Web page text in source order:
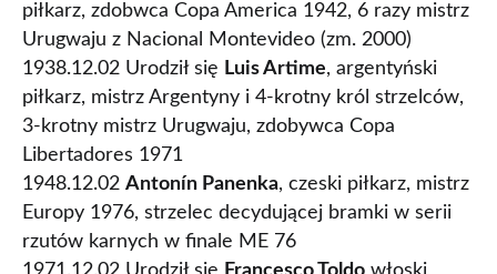
piłkarz, zdobwca Copa America 1942, 6 razy mistrz
Urugwaju z Nacional Montevideo (zm. 2000)
1938.12.02 Urodził się Luis Artime, argentyński
piłkarz, mistrz Argentyny i 4-krotny król strzelców,
3-krotny mistrz Urugwaju, zdobywca Copa
Libertadores 1971
1948.12.02 Antonín Panenka, czeski piłkarz, mistrz
Europy 1976, strzelec decydującej bramki w serii
rzutów karnych w finale ME 76